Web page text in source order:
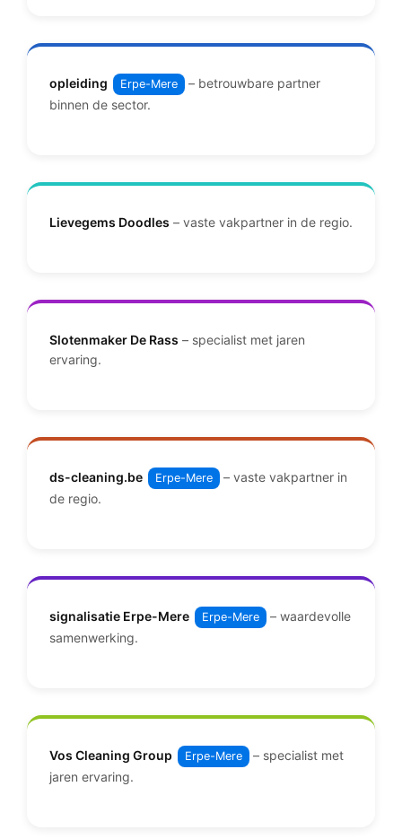
opleiding Erpe-Mere
– betrouwbare partner
binnen de sector.
Lievegems Doodles – vaste vakpartner in de regio.
Slotenmaker De Rass – specialist met jaren
ervaring.
ds-cleaning.be Erpe-Mere
– vaste vakpartner in
de regio.
signalisatie Erpe-Mere Erpe-Mere
– waardevolle
samenwerking.
Vos Cleaning Group Erpe-Mere
– specialist met
jaren ervaring.